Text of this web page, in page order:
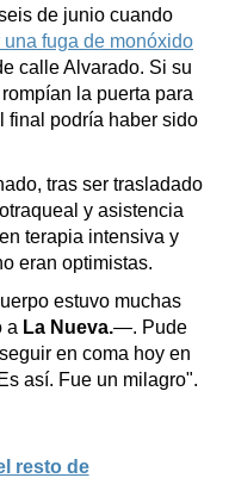
de junio cuando
fuga de monóxido
calle Alvarado. Si su
la puerta para
final podría haber sido
tras ser trasladado
y asistencia
terapia intensiva y
eran optimistas.
estuvo muchas
a La Nueva.—. Pude
en coma hoy en
así. Fue un milagro".
resto de